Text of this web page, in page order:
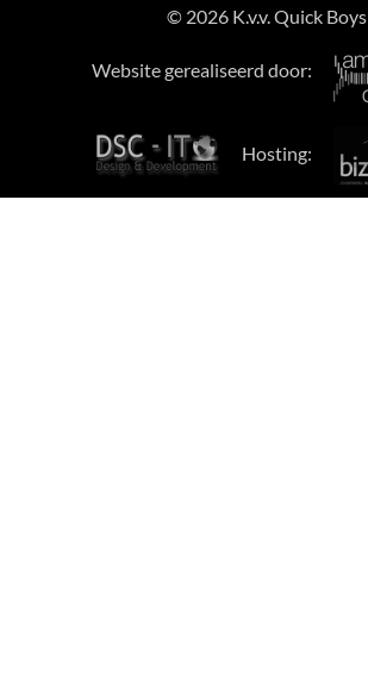
© 2026 K.v.v. Quick Boys
Website gerealiseerd door:
Hosting: